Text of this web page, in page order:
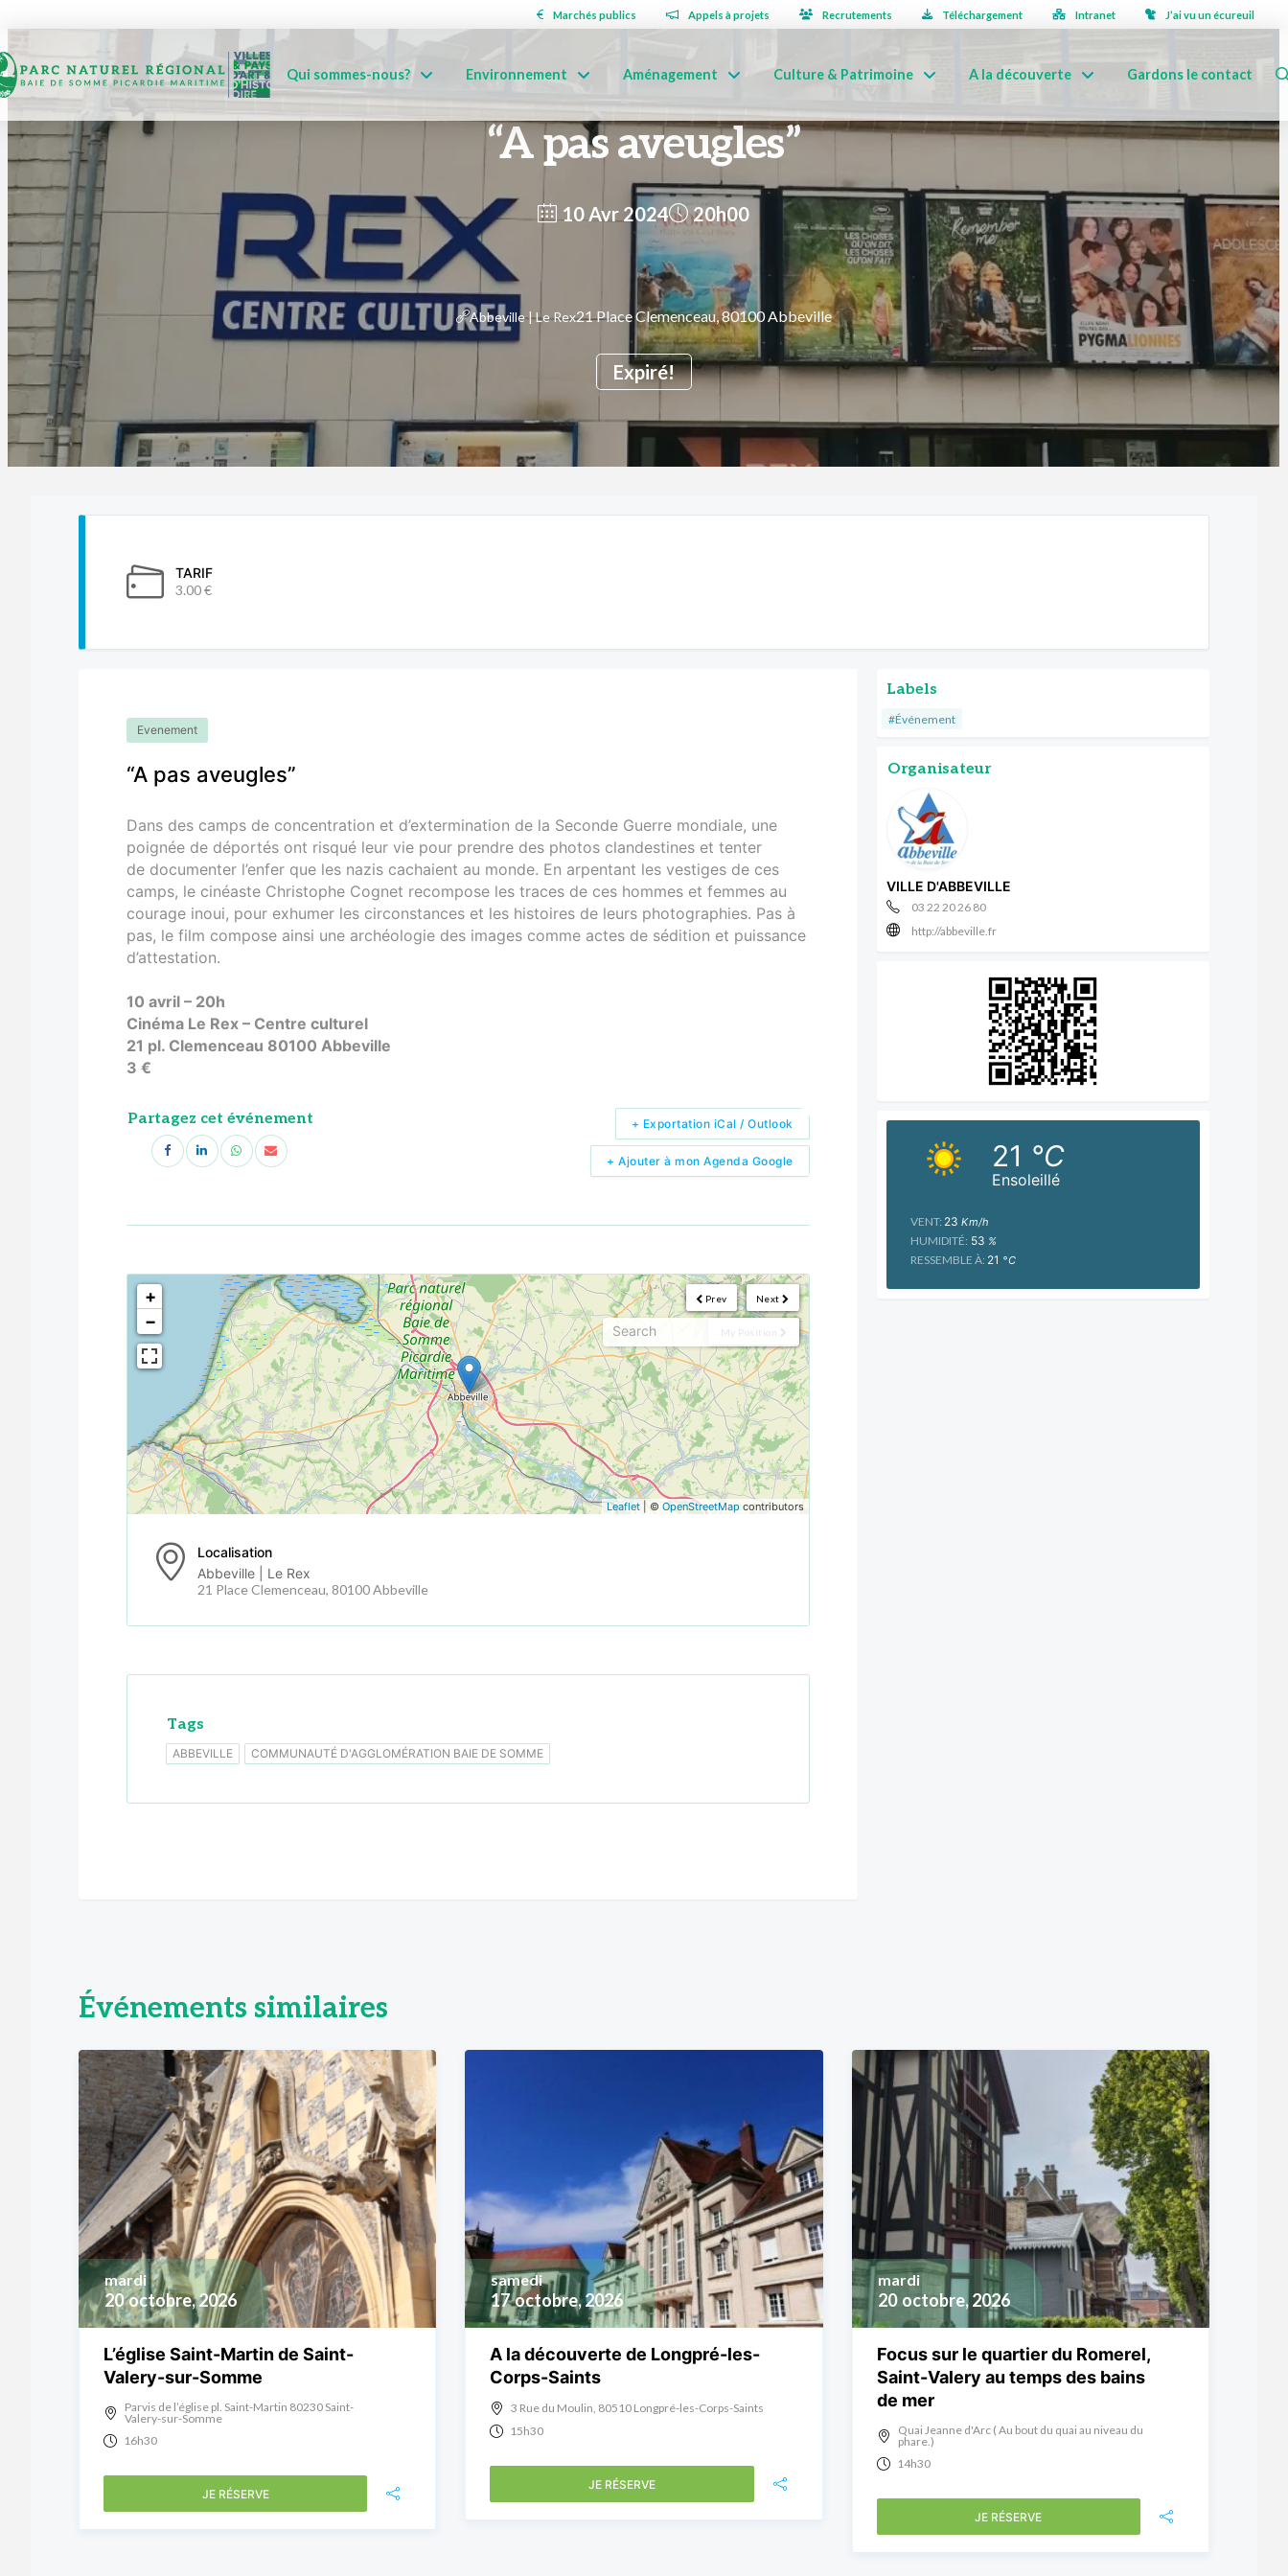
Marchés publics Appels à projets Recrutements Téléchargement Intranet J’ai vu un écureuil
Qui sommes-nous? Environnement Aménagement Culture & Patrimoine A la découverte Gardons le contact
“A pas aveugles”
10 Avr 2024
Expiré!
20h00
Abbeville | Le Rex21 Place Clemenceau, 80100 Abbeville
TARIF
3.00 €
Evenement
“A pas aveugles”
Dans des camps de concentration et d’extermination de la Seconde Guerre mondiale, une
poignée de déportés ont risqué leur vie pour prendre des photos clandestines et tenter
de documenter l’enfer que les nazis cachaient au monde. En arpentant les vestiges de ces
camps, le cinéaste Christophe Cognet recompose les traces de ces hommes et femmes au
courage inoui, pour exhumer les circonstances et les histoires de leurs photographies. Pas à
pas, le film compose ainsi une archéologie des images comme actes de sédition et puissance
d’attestation.
10 avril – 20h
Cinéma Le Rex – Centre culturel
21 pl. Clemenceau 80100 Abbeville
3 €
Partagez cet événement
+ Ajouter à mon Agenda Google
+ Exportation iCal / Outlook
Next
Prev
My Position
<!---->
+
−
Leaflet| © OpenStreetMapcontributors
Localisation
Abbeville | Le Rex
21 Place Clemenceau, 80100 Abbeville
Tags
ABBEVILLE COMMUNAUTÉ D'AGGLOMÉRATION BAIE DE SOMME
Labels
#Événement
Organisateur
VILLE D'ABBEVILLE
03 22 20 26 80
http://abbeville.fr
Ensoleillé
21 °C
VENT: 23 Km/h
HUMIDITÉ: 53 %
RESSEMBLE À: 21 °C
Événements similaires
20 octobre, 2026
mardi
L’église Saint-Martin de Saint-
Valery-sur-Somme
Parvis de l’église pl. Saint-Martin 80230 Saint-
Valery-sur-Somme
16h30
JE RÉSERVE
17 octobre, 2026
samedi
A la découverte de Longpré-les-
Corps-Saints
3 Rue du Moulin, 80510 Longpré-les-Corps-Saints
15h30
JE RÉSERVE
20 octobre, 2026
mardi
Focus sur le quartier du Romerel,
Saint-Valery au temps des bains
de mer
Quai Jeanne d'Arc ( Au bout du quai au niveau du
phare.)
14h30
JE RÉSERVE